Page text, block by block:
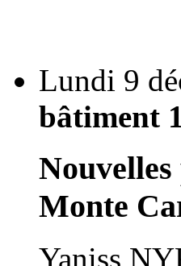
Lundi 9
bâtiment
Nouvelles
Monte
Yaniss